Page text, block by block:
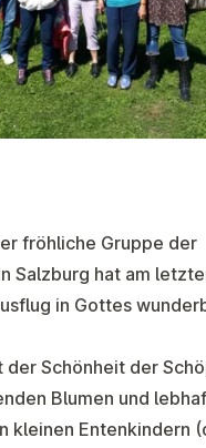
fröhliche Gruppe der
Salzburg hat am
in Gottes
der Schönheit der
Blumen und
kleinen Entenkindern